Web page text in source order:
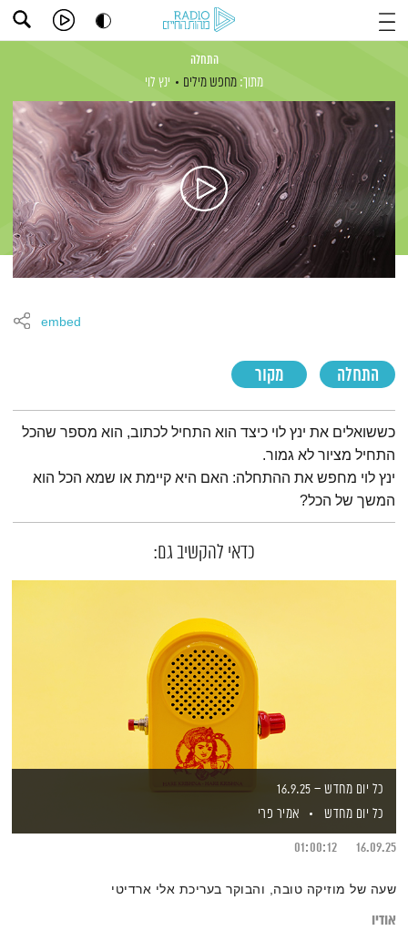
התחלה
מתוך: מחפש מילים ינץ לוי
התחלה מקור
embed
תמצית הפודקאסט
כששואלים את ינץ לוי כיצד הוא התחיל לכתוב, הוא מספר שהכל
התחיל מציור לא גמור.
ינץ לוי מחפש את ההתחלה: האם היא קיימת או שמא הכל הוא
המשך של הכל?
כדאי להקשיב גם:
כל יום מחדש – 16.9.25
כל יום מחדש
אמיר פרי
16.09.25
01:00:12
שעה של מוזיקה טובה, והבוקר בעריכת אלי ארדיטי
אודיו